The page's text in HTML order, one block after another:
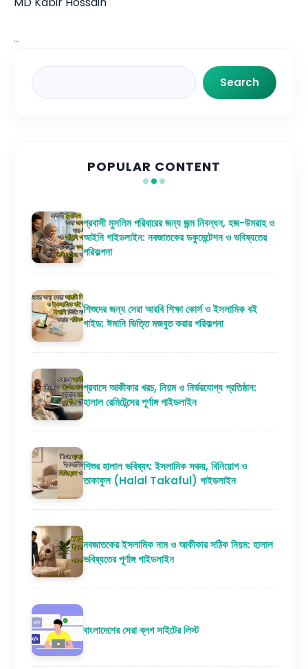
...
Search
Search
POPULAR CONTENT
প্রবাসী মুসলিম পরিবারের জন্য জন্ম নিবন্ধন, হজ-উমরাহ ও
আইনি গাইডলাইন: নবজাতকের ডকুমেন্টেশন ও ভবিষ্যতের
পরিকল্পনা
শিশুদের জন্য সেরা আরবি শিক্ষা কোর্স ও ইসলামিক বই
গাইড: ঈমানি ভিত্তি মজবুত করার পরিকল্পনা
প্রবাসে আকীকার খরচ, নিয়ম ও নির্ভরযোগ্য প্রতিষ্ঠান:
হালাল রেমিটেন্সের পূর্ণাঙ্গ গাইডলাইন
শিশুর হালাল ভবিষ্যৎ: ইসলামিক সঞ্চয়, বিনিয়োগ ও
তাকাফুল (Halal Takaful) গাইডলাইন
নবজাতকের ইসলামিক নাম ও আকীকার সঠিক নিয়ম: হালাল
ভবিষ্যতের পূর্ণাঙ্গ গাইডলাইন
বাংলাদেশের সেরা ব্লগ সাইটের লিস্ট